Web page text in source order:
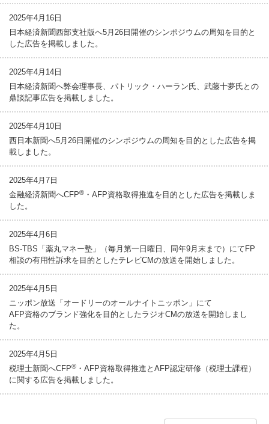
2025年4月16日
日本経済新聞西部支社版へ5月26日開催のシンポジウムの周知を目的と
した広告を掲載しました。
2025年4月14日
日本経済新聞へ弊会理事長、パトリック・ハーラン氏、武藤十夢氏との
鼎談記事広告を掲載しました。
2025年4月10日
西日本新聞へ5月26日開催のシンポジウムの周知を目的とした広告を掲
載しました。
2025年4月7日
金融経済新聞へCFP® ・AFP資格取得推進を目的とした広告を掲載しま
した。
2025年4月6日
BS-TBS「薬丸マネー塾」（毎月第一日曜日、同年9月末まで）にてFP
相談の有用性訴求を目的としたテレビCMの放送を開始しました。
2025年4月5日
ニッポン放送「オードリーのオールナイトニッポン」にて
AFP資格のブランド強化を目的としたラジオCMの放送を開始しまし
た。
2025年4月5日
税理士新聞へCFP® ・AFP資格取得推進とAFP認定研修（税理士課程）
に関する広告を掲載しました。